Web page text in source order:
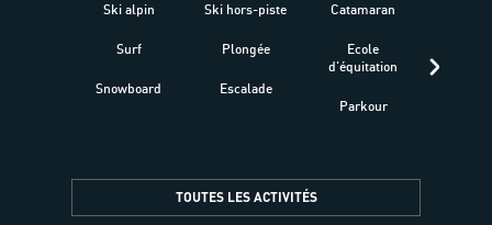
Ski alpin
Surf
Snowboard
Ski hors-piste
Plongée
Escalade
Catamaran
Ecole
d'équitation
Parkour
TOUTES LES ACTIVITÉS